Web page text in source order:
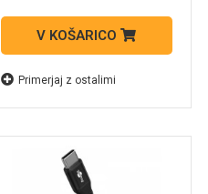
V KOŠARICO
Primerjaj z ostalimi